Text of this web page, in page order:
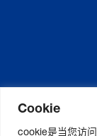
Cookie
cookie是当您访